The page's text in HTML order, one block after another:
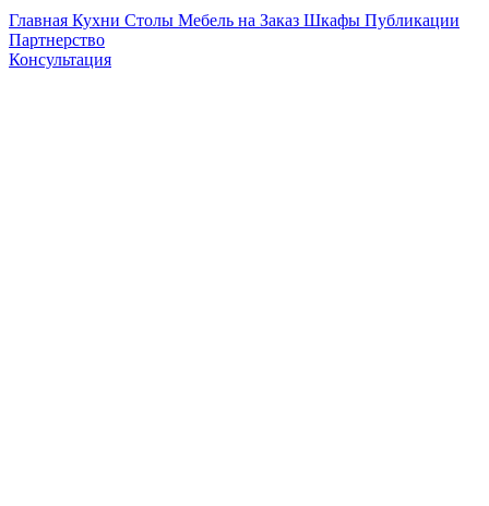
Главная Кухни Столы Мебель на Заказ Шкафы Публикации
Партнерство
Консультация